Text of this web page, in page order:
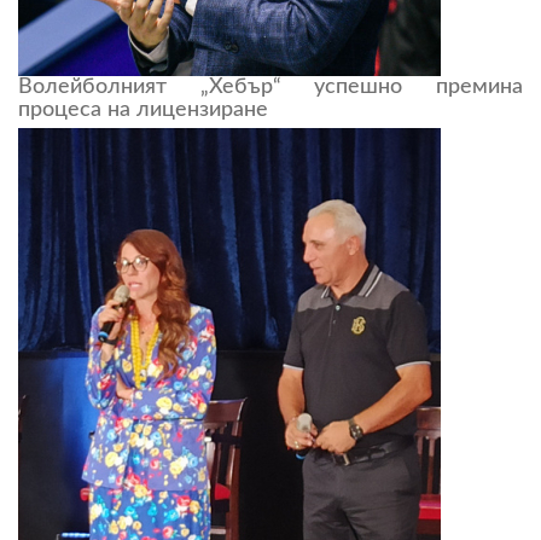
Волейболният „Хебър“ успешно премина
процеса на лицензиране